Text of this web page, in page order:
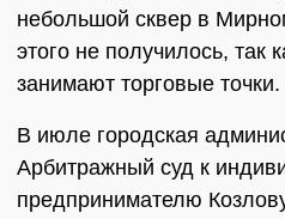
небольшой сквер в
этого не получилось, так
занимают торговые точки.
В июле городская
Арбитражный суд к
предпринимателю